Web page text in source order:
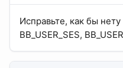
Исправьте, как бы
BB_USER_SES,